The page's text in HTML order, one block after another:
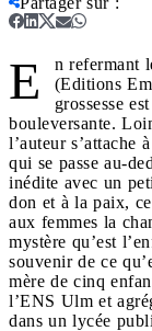
E n refermant
(Editions
grossesse
bouleversante.
l’auteur s’attache
qui se passe au-
inédite avec un
don et à la paix,
aux femmes la
mystère qu’est
souvenir de ce
mère de cinq
l’ENS Ulm et
dans un lycée